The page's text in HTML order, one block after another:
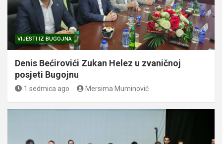
VIJESTI IZ BUGOJNA
Denis Bećirovići Zukan Helez u zvaničnoj
posjeti Bugojnu
1 sedmica ago Mersima Muminović